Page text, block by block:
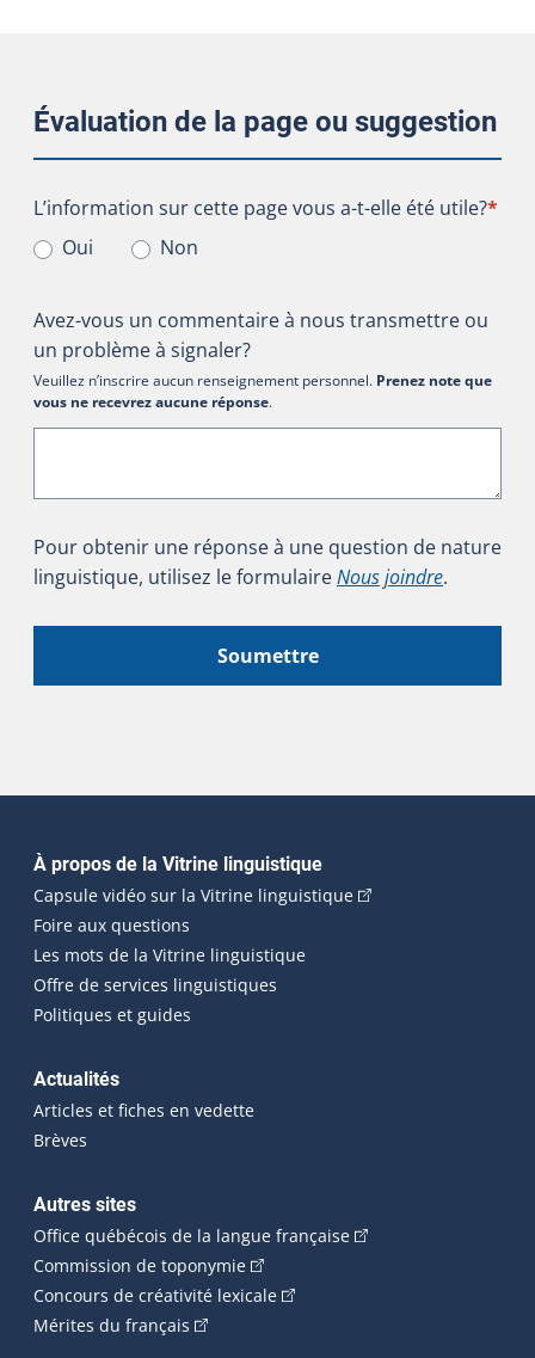
Évaluation de la page ou suggestion
L’information sur cette page vous a-t-elle été utile?
L’information sur cette page vous a-t-elle été utile?*
Oui
Non
Avez-vous un commentaire à nous transmettre ou
un problème à signaler?
Veuillez n’inscrire aucun renseignement personnel. Prenez note que
vous ne recevrez aucune réponse.
Pour obtenir une réponse à une question de nature
linguistique, utilisez le formulaireNous joindre.
Soumettre
Navigation principale
À propos de la Vitrine linguistique
Capsule vidéo sur la Vitrine linguistique(Cet hyperlien
Foire aux questions
Les mots de la Vitrine linguistique
Offre de services linguistiques
Politiques et guides
Actualités
Articles et fiches en vedette
Brèves
Autres sites
Office québécois de la langue française(Cet hyperlien
Commission de toponymie(Cet hyperlien externe s'ouvrira
Concours de créativité lexicale(Cet hyperlien externe
Mérites du français (Cet hyperlien externe s'ouvrira dans une